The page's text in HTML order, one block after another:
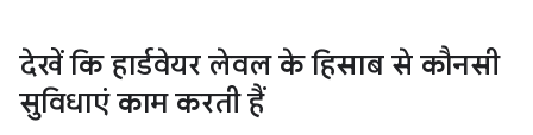
देखें कि हार्डवेयर लेवल के हिसाब से कौनसी
सुविधाएं काम करती हैं